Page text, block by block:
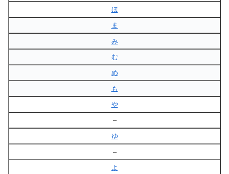
ほ
ま
み
む
め
も
や
–
ゆ
–
よ